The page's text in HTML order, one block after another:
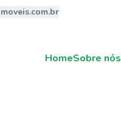
HomeSobre nós